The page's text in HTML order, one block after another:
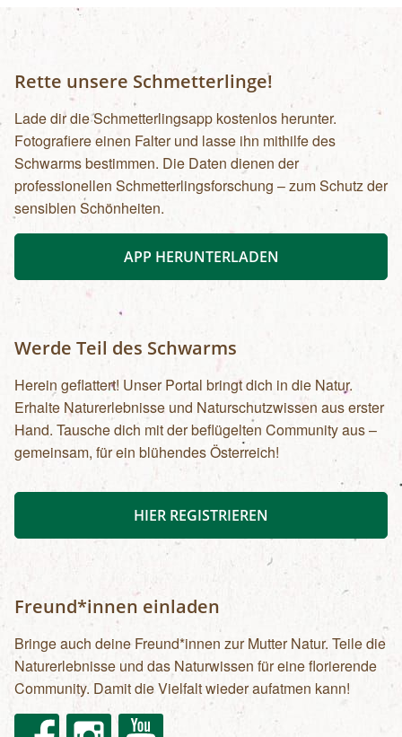
Rette unsere Schmetterlinge!
Lade dir die Schmetterlingsapp kostenlos herunter.
Fotografiere einen Falter und lasse ihn mithilfe des
Schwarms bestimmen. Die Daten dienen der
professionellen Schmetterlingsforschung – zum Schutz der
sensiblen Schönheiten.
APP HERUNTERLADEN
Werde Teil des Schwarms
Herein geflattert! Unser Portal bringt dich in die Natur.
Erhalte Naturerlebnisse und Naturschutzwissen aus erster
Hand. Tausche dich mit der beflügelten Community aus –
gemeinsam, für ein blühendes Österreich!
HIER REGISTRIEREN
Freund*innen einladen
Bringe auch deine Freund*innen zur Mutter Natur. Teile die
Naturerlebnisse und das Naturwissen für eine florierende
Community. Damit die Vielfalt wieder aufatmen kann!
FacebookInstagram Youtube